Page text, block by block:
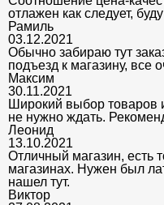
отлажен как следует,
Рамиль
03.12.2021
Обычно забираю тут
подъезд к магазину, все
Максим
30.11.2021
Широкий выбор товаров
не нужно ждать.
Леонид
13.10.2021
Отличный магазин, есть
магазинах. Нужен был
нашел тут.
Виктор